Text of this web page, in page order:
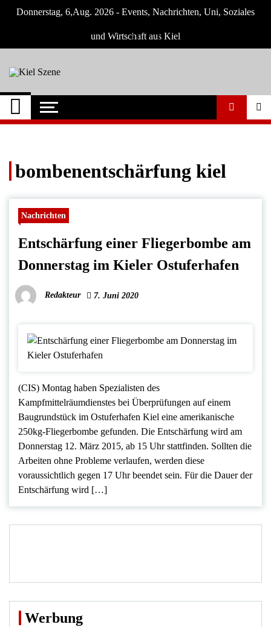
Skip
Donnerstag, 6,Aug. 2026 - Events, Nachrichten, Uni, Soziales
und Wirtschaft aus Kiel
Kiel Szene
Neuigkeiten und Nachrichten aus Kiel und
Umgebung
bombenentschärfung kiel
Nachrichten
Entschärfung einer Fliegerbombe am
Donnerstag im Kieler Ostuferhafen
Redakteur 7. Juni 2020
(CIS) Montag haben Spezialisten des
Kampfmittelräumdienstes bei Überprüfungen auf einem
Baugrundstück im Ostuferhafen Kiel eine amerikanische
250kg-Fliegerbombe gefunden. Die Entschärfung wird am
Donnerstag 12. März 2015, ab 15 Uhr stattfinden. Sollten die
Arbeiten ohne Probleme verlaufen, werden diese
voraussichtlich gegen 17 Uhr beendet sein. Für die Dauer der
Entschärfung wird […]
Werbung